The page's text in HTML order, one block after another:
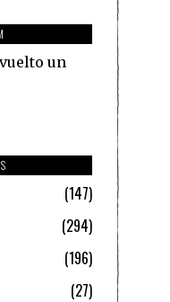
un
147
294
196
27